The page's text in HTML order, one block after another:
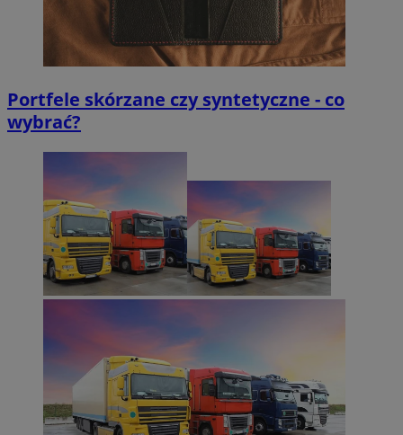
Portfele skórzane czy syntetyczne - co
wybrać?